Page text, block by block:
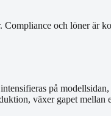
och löner är
på
växer gapet